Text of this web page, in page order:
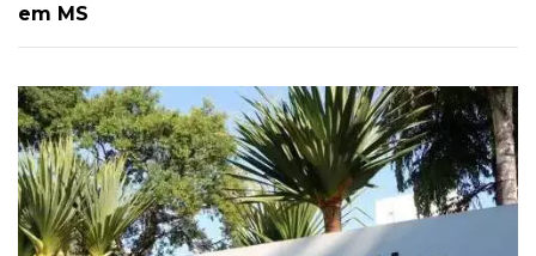
em MS